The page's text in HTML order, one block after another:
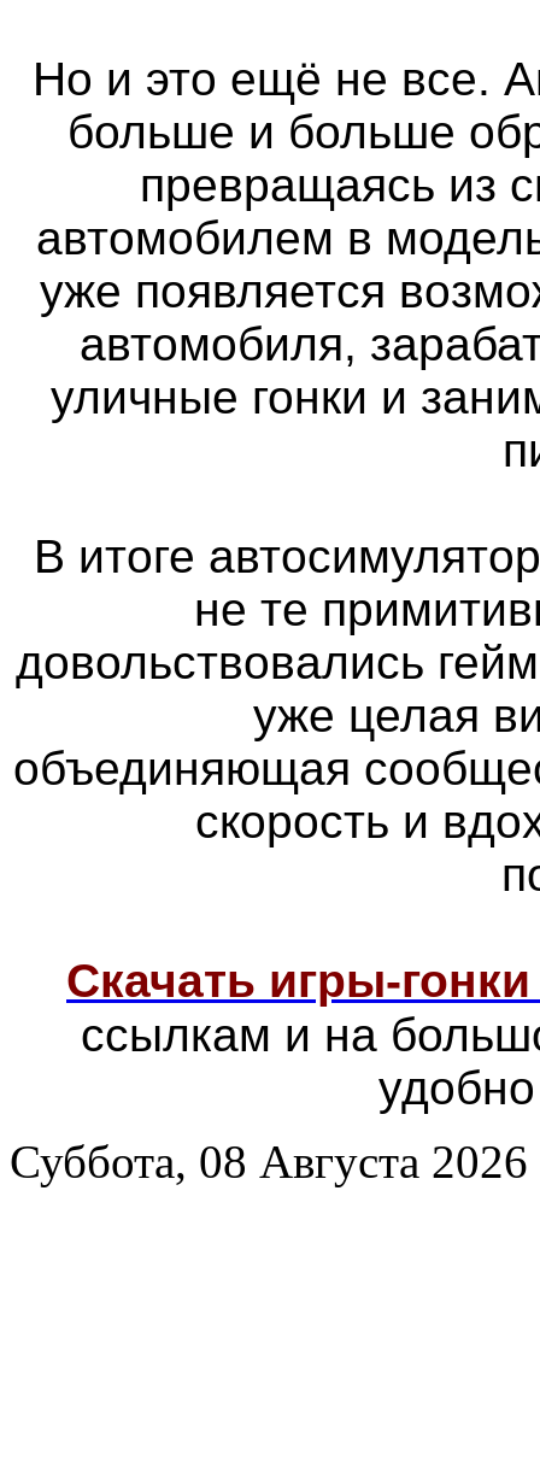
Но и это ещё не все.
больше и больше
превращаясь из
автомобилем в
уже появляется
автомобиля,
уличные гонки и
В итоге
не те
довольствовались
уже целая
объединяющая
скорость и
Скачать игры-
ссылкам и на
Суббота, 08 Августа 2026